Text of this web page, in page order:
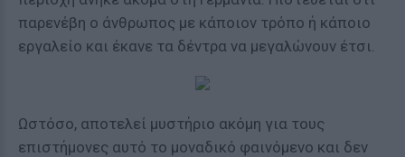
παρενέβη ο άνθρωπος με κάποιον τρόπο ή κάποιο
εργαλείο και έκανε τα δέντρα να μεγαλώνουν έτσι.
Ωστόσο, αποτελεί μυστήριο ακόμη για τους
επιστήμονες αυτό το μοναδικό φαινόμενο και δεν